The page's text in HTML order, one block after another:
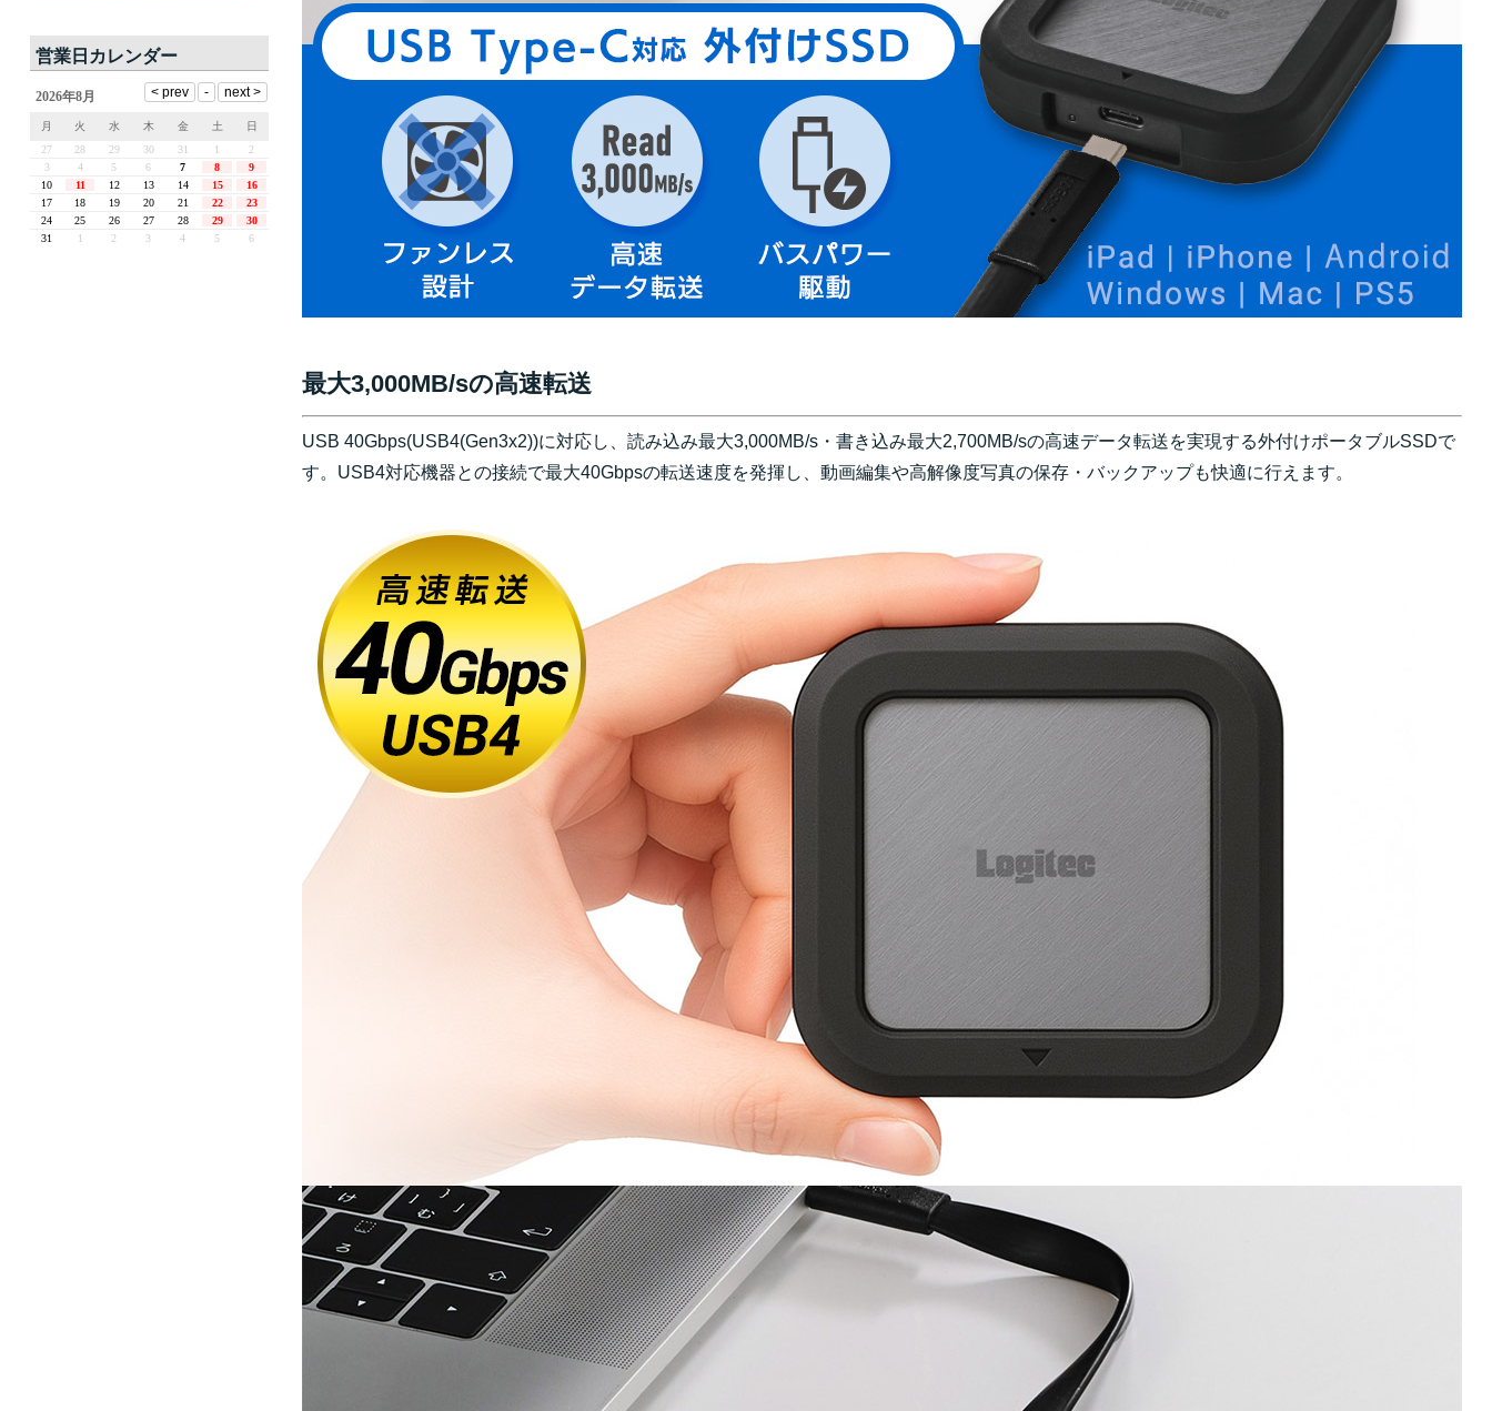
最大3,000MB/sの高速転送
USB 40Gbps(USB4(Gen3x2))に対応し、読み込み最大3,000MB/s・書き込み最大2,700MB/sの高速データ転送を実現する外付けポータブルSSDで
す。USB4対応機器との接続で最大40Gbpsの転送速度を発揮し、動画編集や高解像度写真の保存・バックアップも快適に行えます。
営業日カレンダー